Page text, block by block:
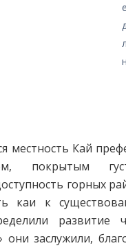
местность Кай
покрытым
горных
каи к
развитие
они заслужили,